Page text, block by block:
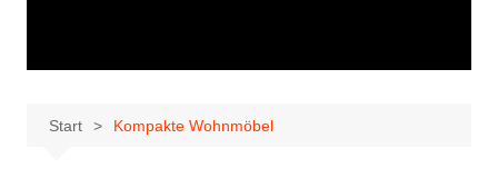
Start Kompakte Wohnmöbel